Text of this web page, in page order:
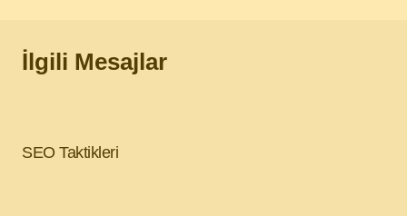
İlgili Mesajlar
SEO Taktikleri